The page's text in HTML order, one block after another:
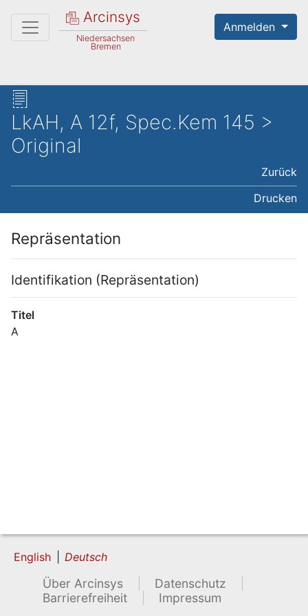
Arcinsys
Niedersachsen
Bremen
Anmelden
LkAH, A 12f, Spec.Kem 145 >
Original
Zurück
Drucken
Repräsentation
Identifikation (Repräsentation)
Titel
A
English Deutsch
Über Arcinsys
Datenschutz
Barrierefreiheit
Impressum